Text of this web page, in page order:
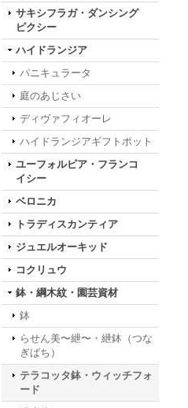
サキシフラガ・ダンシング
ピクシー
ハイドランジア
パニキュラータ
庭のあじさい
ディヴァフィオーレ
ハイドランジアギフトポット
ユーフォルビア・フランコ
イシー
ベロニカ
トラディスカンティア
ジュエルオーキッド
コクリュウ
鉢・綱木紋・園芸資材
鉢
らせん美〜紲〜・紲鉢（つな
ぎばち）
テラコッタ鉢・ウィッチフォ
ード